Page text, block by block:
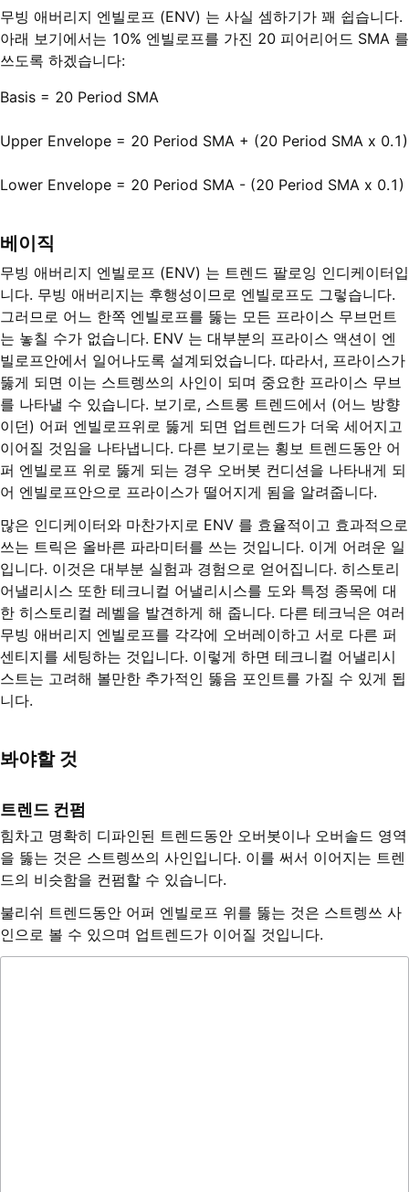
무빙 애버리지 엔빌로프 (ENV) 는 사실 셈하기가 꽤 쉽습니다.
아래 보기에서는 10% 엔빌로프를 가진 20 피어리어드 SMA 를
쓰도록 하겠습니다:
Basis = 20 Period SMA
Upper Envelope = 20 Period SMA + (20 Period SMA x 0.1)
Lower Envelope = 20 Period SMA - (20 Period SMA x 0.1)
베이직
무빙 애버리지 엔빌로프 (ENV) 는 트렌드 팔로잉 인디케이터입
니다. 무빙 애버리지는 후행성이므로 엔빌로프도 그렇습니다.
그러므로 어느 한쪽 엔빌로프를 뚫는 모든 프라이스 무브먼트
는 놓칠 수가 없습니다. ENV 는 대부분의 프라이스 액션이 엔
빌로프안에서 일어나도록 설계되었습니다. 따라서, 프라이스가
뚫게 되면 이는 스트렝쓰의 사인이 되며 중요한 프라이스 무브
를 나타낼 수 있습니다. 보기로, 스트롱 트렌드에서 (어느 방향
이던) 어퍼 엔빌로프위로 뚫게 되면 업트렌드가 더욱 세어지고
이어질 것임을 나타냅니다. 다른 보기로는 횡보 트렌드동안 어
퍼 엔빌로프 위로 뚫게 되는 경우 오버봇 컨디션을 나타내게 되
어 엔빌로프안으로 프라이스가 떨어지게 됨을 알려줍니다.
많은 인디케이터와 마찬가지로 ENV 를 효율적이고 효과적으로
쓰는 트릭은 올바른 파라미터를 쓰는 것입니다. 이게 어려운 일
입니다. 이것은 대부분 실험과 경험으로 얻어집니다. 히스토리
어낼리시스 또한 테크니컬 어낼리시스를 도와 특정 종목에 대
한 히스토리컬 레벨을 발견하게 해 줍니다. 다른 테크닉은 여러
무빙 애버리지 엔빌로프를 각각에 오버레이하고 서로 다른 퍼
센티지를 세팅하는 것입니다. 이렇게 하면 테크니컬 어낼리시
스트는 고려해 볼만한 추가적인 뚫음 포인트를 가질 수 있게 됩
니다.
봐야할 것
트렌드 컨펌
힘차고 명확히 디파인된 트렌드동안 오버봇이나 오버솔드 영역
을 뚫는 것은 스트렝쓰의 사인입니다. 이를 써서 이어지는 트렌
드의 비슷함을 컨펌할 수 있습니다.
불리쉬 트렌드동안 어퍼 엔빌로프 위를 뚫는 것은 스트렝쓰 사
인으로 볼 수 있으며 업트렌드가 이어질 것입니다.